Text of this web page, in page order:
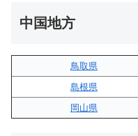
中国地方
鳥取県
島根県
岡山県